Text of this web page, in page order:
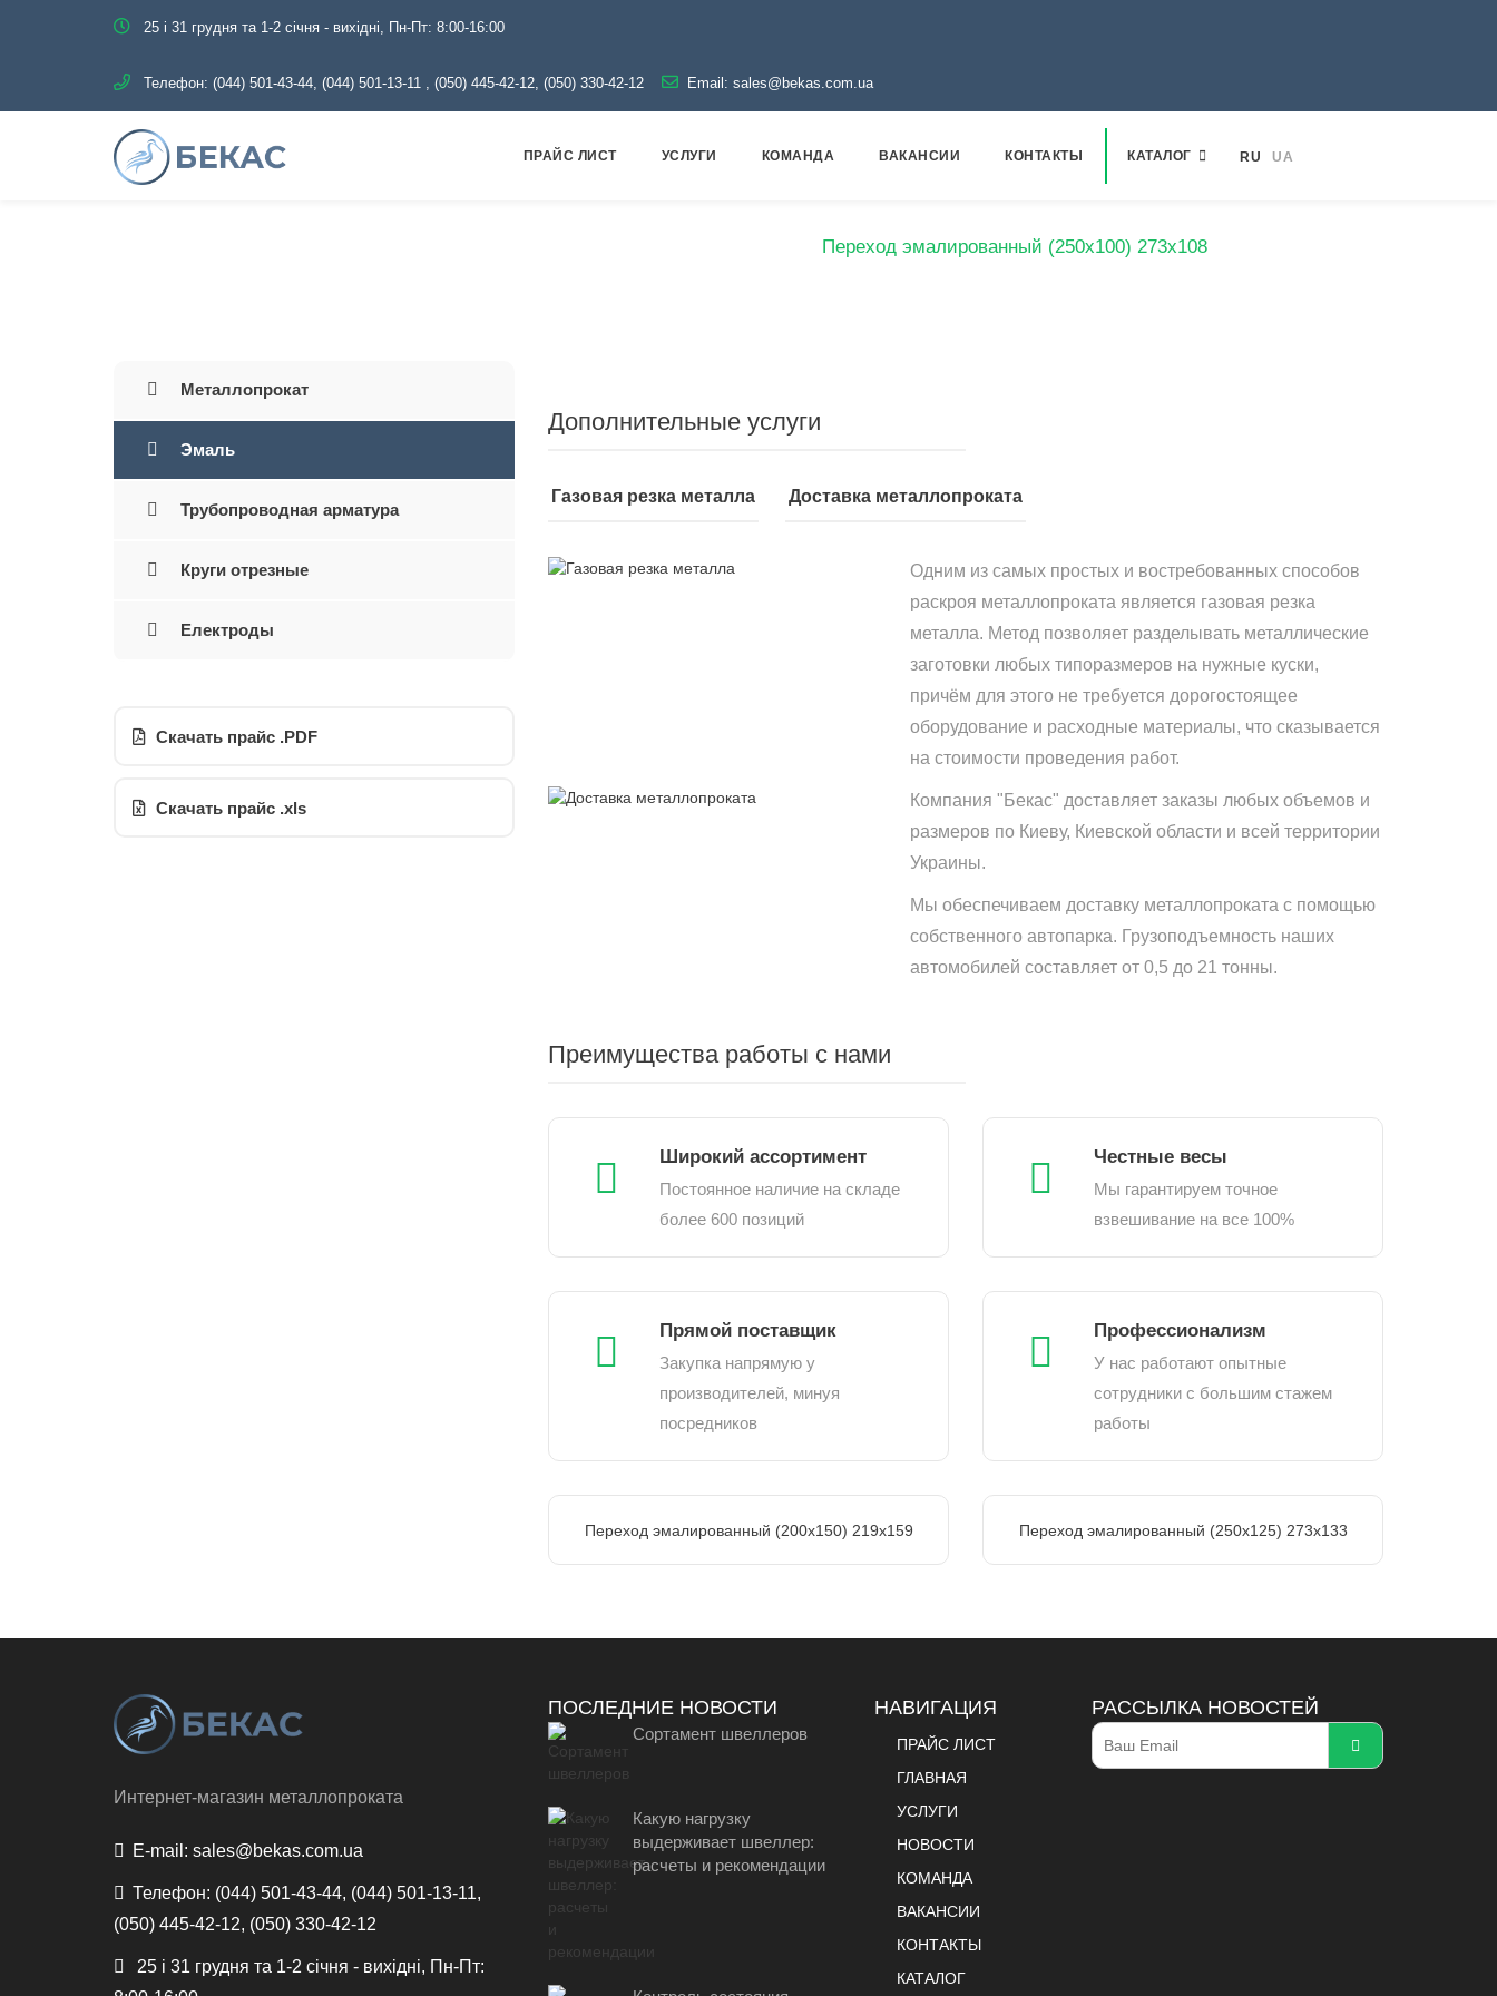
25 і 31 грудня та 1-2 січня - вихідні, Пн-Пт: 8:00-16:00
Телефон: (044) 501-43-44, (044) 501-13-11 , (050) 445-42-12, (050) 330-42-12 Email: sales@bekas.com.ua
ПРАЙС ЛИСТ УСЛУГИ КОМАНДА ВАКАНСИИ КОНТАКТЫ КАТАЛОГ RU UA
Переход эмалированный (250х100) 273х108
Металлопрокат
Эмаль
Трубопроводная арматура
Круги отрезные
Електроды
Скачать прайс .PDF
Скачать прайс .xls
Дополнительные услуги
Газовая резка металла Доставка металлопроката
Одним из самых простых и востребованных способов
раскроя металлопроката является газовая резка
металла. Метод позволяет разделывать металлические
заготовки любых типоразмеров на нужные куски,
причём для этого не требуется дорогостоящее
оборудование и расходные материалы, что сказывается
на стоимости проведения работ.
Компания "Бекас" доставляет заказы любых объемов и
размеров по Киеву, Киевской области и всей территории
Украины.
Мы обеспечиваем доставку металлопроката с помощью
собственного автопарка. Грузоподъемность наших
автомобилей составляет от 0,5 до 21 тонны.
Преимущества работы с нами
Широкий ассортимент
Постоянное наличие на складе
более 600 позиций
Честные весы
Мы гарантируем точное
взвешивание на все 100%
Прямой поставщик
Закупка напрямую у
производителей, минуя
посредников
Профессионализм
У нас работают опытные
сотрудники с большим стажем
работы
Переход эмалированный (200х150) 219х159 Переход эмалированный (250х125) 273х133
Интернет-магазин металлопроката
E-mail: sales@bekas.com.ua
Телефон: (044) 501-43-44, (044) 501-13-11,
(050) 445-42-12, (050) 330-42-12
25 і 31 грудня та 1-2 січня - вихідні, Пн-Пт:
ПОСЛЕДНИЕ НОВОСТИ
Сортамент швеллеров
Какую нагрузку
выдерживает швеллер:
расчеты и рекомендации
НАВИГАЦИЯ
ПРАЙС ЛИСТ
ГЛАВНАЯ
УСЛУГИ
НОВОСТИ
КОМАНДА
ВАКАНСИИ
КОНТАКТЫ
КАТАЛОГ
РАССЫЛКА НОВОСТЕЙ